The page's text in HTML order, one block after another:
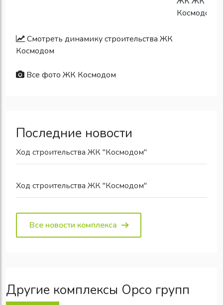
Смотреть динамику строительства ЖК
Космодом
Все фото ЖК Космодом
Последние новости
Ход строительства ЖК "Космодом"
Ход строительства ЖК "Космодом"
Все новости комплекса
Другие комплексы Орсо групп